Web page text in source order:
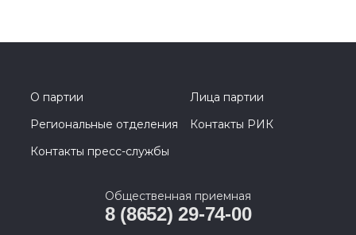
О партии
Лица партии
Региональные отделения
Контакты РИК
Контакты пресс-службы
Общественная приемная
8 (8652) 29-74-00